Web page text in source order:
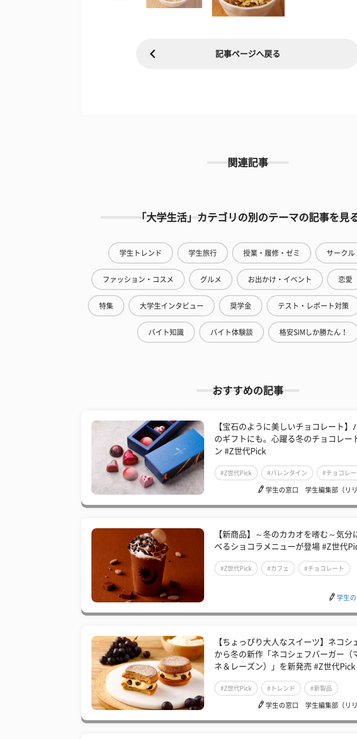
記事ページへ戻る
関連記事
「大学生活」カテゴリの別のテーマの記事を見
学生トレンド 学生旅行 授業・履修・ゼミ サークル
ファッション・コスメ グルメ お出かけ・イベント 恋愛
特集 大学生インタビュー 奨学金 テスト・レポート対策
バイト知識 バイト体験談 格安SIMしか勝たん！
おすすめの記事
【宝石のように美しいチョコレート】
のギフトにも。心躍る冬のチョコレー
ン #Z世代Pick
#Z世代Pick #バレンタイン #チョコレー
学生の窓口 学生編集部（リリ
【新商品】～冬のカカオを嗜む～気分
べるショコラメニューが登場 #Z世代
#Z世代Pick #カフェ #チョコレート
学生
【ちょっぴり大人なスイーツ】ネコシ
から冬の新作「ネコシェフバーガー（
ネ＆レーズン）」を新発売 #Z世代Pick
#Z世代Pick #トレンド #新製品
学生の窓口 学生編集部（リリ